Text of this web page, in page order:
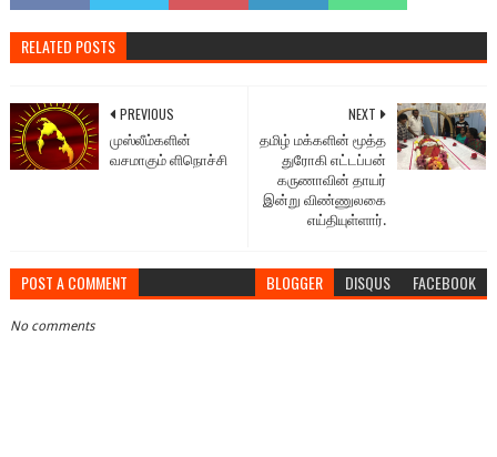
RELATED POSTS
NEXT
தமிழ் மக்களின் மூத்த
துரோகி எட்டப்பன்
கருணாவின் தாயர்
இன்று விண்ணுலகை
எய்தியுள்ளார்.
PREVIOUS
முஸ்லீம்களின்
வசமாகும் ளிநொச்சி
POST A COMMENT BLOGGER DISQUS FACEBOOK
No comments